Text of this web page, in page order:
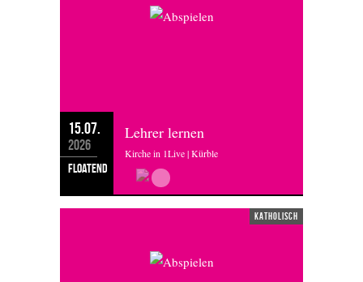
15.07.
2026
floatend
Lehrer lernen
Kirche in 1Live | Kürble
katholisch